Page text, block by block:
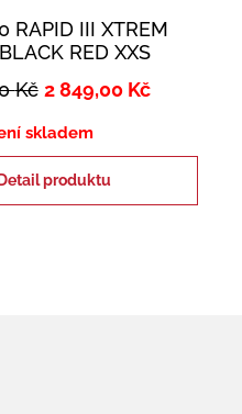
RAPID III XTREM
RED XXS
Kč 2 849,00 Kč
skladem
produktu